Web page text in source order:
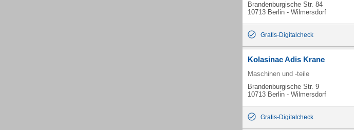
Brandenburgische Str. 84
10713 Berlin - Wilmersdorf
Gratis-Digitalcheck
Kolasinac Adis Krane
Maschinen und -teile
Brandenburgische Str. 9
10713 Berlin - Wilmersdorf
Gratis-Digitalcheck